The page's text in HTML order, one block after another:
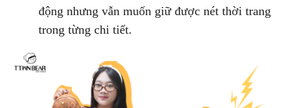
động nhưng vẫn muốn giữ được nét thời trang
trong từng chi tiết.